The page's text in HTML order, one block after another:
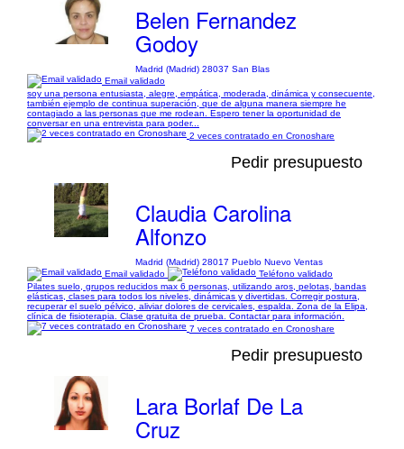
Belen Fernandez
Godoy
Madrid (Madrid) 28037 San Blas
Email validado
soy una persona entusiasta, alegre, empática, moderada, dinámica y consecuente,
también ejemplo de continua superación, que de alguna manera siempre he
contagiado a las personas que me rodean. Espero tener la oportunidad de
conversar en una entrevista para poder...
2 veces contratado en Cronoshare
Pedir presupuesto
Claudia Carolina
Alfonzo
Madrid (Madrid) 28017 Pueblo Nuevo Ventas
Email validado
Teléfono validado
Pilates suelo, grupos reducidos max 6 personas, utilizando aros, pelotas, bandas
elásticas, clases para todos los niveles, dinámicas y divertidas. Corregir postura,
recuperar el suelo pélvico, aliviar dolores de cervicales, espalda. Zona de la Elipa,
clínica de fisioterapia. Clase gratuita de prueba. Contactar para información.
7 veces contratado en Cronoshare
Pedir presupuesto
Lara Borlaf De La
Cruz